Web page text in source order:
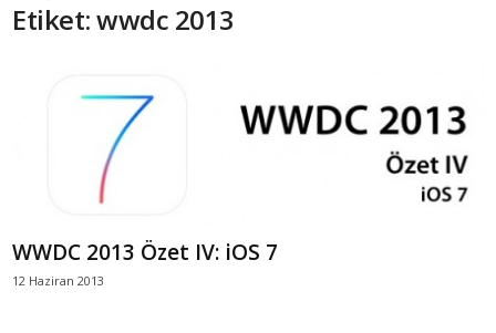
Etiket: wwdc 2013
WWDC 2013 Özet IV: iOS 7
12 Haziran 2013